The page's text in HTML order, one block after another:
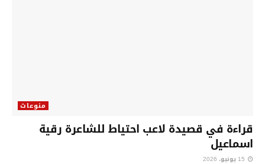
منوعات
قراءة في قصيدة لاعب احتياط للشاعرة رقية
اسماعيل